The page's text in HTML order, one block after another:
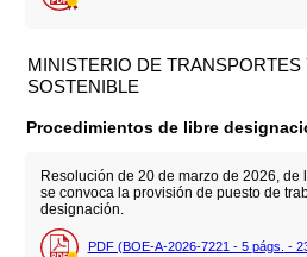
MINISTERIO DE TRANSPORTES
SOSTENIBLE
Procedimientos de libre
Resolución de 20 de marzo de 2026, de
se convoca la provisión de puesto de
designación.
PDF (BOE-A-2026-7221 - 5 págs. -